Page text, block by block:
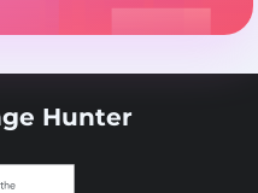
Hunter